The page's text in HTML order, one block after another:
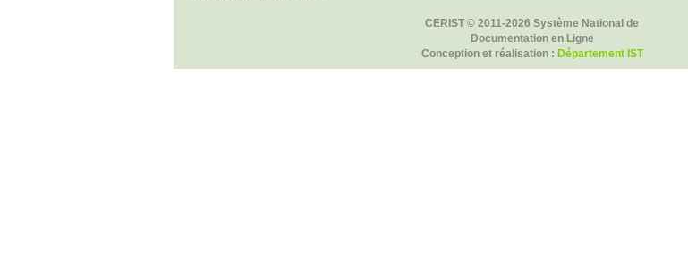
CERIST © 2011-2026 Système National de
Documentation en Ligne
Conception et réalisation : Département IST